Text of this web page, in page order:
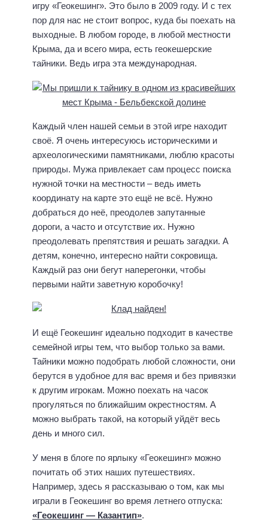
игру «Геокешинг». Это было в 2009 году. И с тех
пор для нас не стоит вопрос, куда бы поехать на
выходные. В любом городе, в любой местности
Крыма, да и всего мира, есть геокешерские
тайники. Ведь игра эта международная.
Каждый член нашей семьи в этой игре находит
своё. Я очень интересуюсь историческими и
археологическими памятниками, люблю красоты
природы. Мужа привлекает сам процесс поиска
нужной точки на местности – ведь иметь
координату на карте это ещё не всё. Нужно
добраться до неё, преодолев запутанные
дороги, а часто и отсутствие их. Нужно
преодолевать препятствия и решать загадки. А
детям, конечно, интересно найти сокровища.
Каждый раз они бегут наперегонки, чтобы
первыми найти заветную коробочку!
И ещё Геокешинг идеально подходит в качестве
семейной игры тем, что выбор только за вами.
Тайники можно подобрать любой сложности, они
берутся в удобное для вас время и без привязки
к другим игрокам. Можно поехать на часок
прогуляться по ближайшим окрестностям. А
можно выбрать такой, на который уйдёт весь
день и много сил.
У меня в блоге по ярлыку «Геокешинг» можно
почитать об этих наших путешествиях.
Например, здесь я рассказываю о том, как мы
играли в Геокешинг во время летнего отпуска:
«Геокешинг — Казантип».